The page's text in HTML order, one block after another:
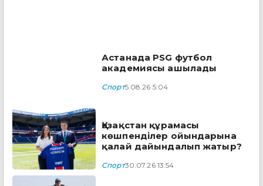
Астанада PSG футбол
академиясы ашылады
Спорт5.08.26 5:04
Қазақстан құрамасы
көшпенділер ойындарына
қалай дайындалып жатыр?
Спорт30.07.26 13:54